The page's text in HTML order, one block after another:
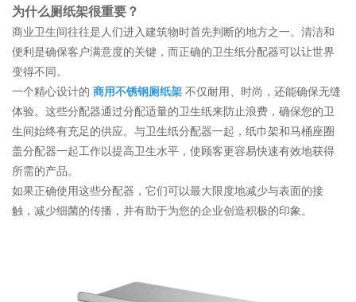
为什么厕纸架很重要？
商业卫生间往往是人们进入建筑物时首先判断的地方之一。清洁和
便利是确保客户满意度的关键，而正确的卫生纸分配器可以让世界
变得不同。
一个精心设计的 商用不锈钢厕纸架不仅耐用、时尚，还能确保无缝
体验。这些分配器通过分配适量的卫生纸来防止浪费，确保您的卫
生间始终有充足的供应。与卫生纸分配器一起，纸巾架和马桶座圈
盖分配器一起工作以提高卫生水平，使顾客更容易快速有效地获得
所需的产品。
如果正确使用这些分配器，它们可以最大限度地减少与表面的接
触，减少细菌的传播，并有助于为您的企业创造积极的印象。